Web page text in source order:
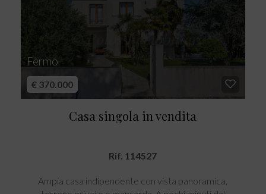
Fermo
€ 370.000
Casa singola in vendita
Rif. 114527
Ampia casa indipendente con vista panoramica,